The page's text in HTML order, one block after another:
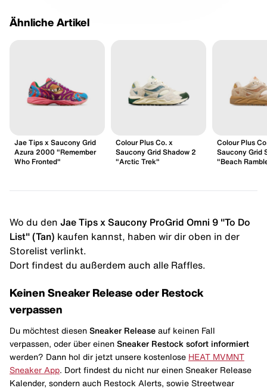
Ähnliche Artikel
Jae Tips x Saucony Grid
Azura 2000 "Remember
Who Fronted"
Colour Plus Co. x
Saucony Grid Shadow 2
"Arctic Trek"
Colour Plus
Saucony Grid
"Beach
Wo du den Jae Tips x Saucony ProGrid Omni 9 "To Do
List" (Tan) kaufen kannst, haben wir dir oben in der
Storelist verlinkt.
Dort findest du außerdem auch alle Raffles.
Keinen Sneaker Release oder Restock
verpassen
Du möchtest diesen Sneaker Release auf keinen Fall
verpassen, oder über einen Sneaker Restock sofort informiert
werden? Dann hol dir jetzt unsere kostenlose HEAT MVMNT
Sneaker App . Dort findest du nicht nur einen Sneaker Release
Kalender, sondern auch Restock Alerts, sowie Streetwear